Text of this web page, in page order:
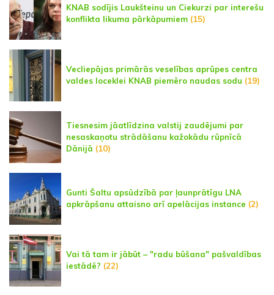
KNAB sodījis Laukšteinu un Ciekurzi par interešu
konflikta likuma pārkāpumiem (15)
Vecliepājas primārās veselības aprūpes centra
valdes loceklei KNAB piemēro naudas sodu (19)
Tiesnesim jāatlīdzina valstij zaudējumi par
nesaskaņotu strādāšanu kažokādu rūpnīcā
Dānijā (10)
Gunti Šaltu apsūdzībā par ļaunprātīgu LNA
apkrāpšanu attaisno arī apelācijas instance (2)
Vai tā tam ir jābūt – "radu būšana" pašvaldības
iestādē? (22)